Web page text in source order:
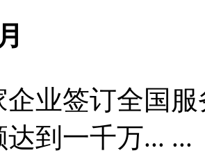
企业签订全国
到一千万... ...